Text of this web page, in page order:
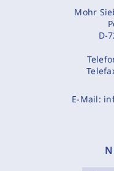
Mohr
D-
E-Mail: